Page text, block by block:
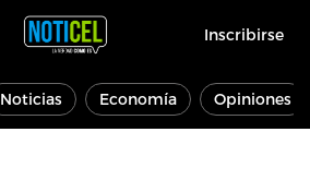
Inscribirse
Noticias Economía Opiniones